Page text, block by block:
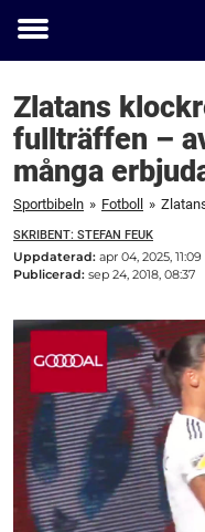
Toggle
Zlatans
fullträffen –
många
Sportbibeln » Fotboll »
SKRIBENT: STEFAN FEUK
Uppdaterad: apr 04, 2025, 11:09
Publicerad: sep 24, 2018, 08:37